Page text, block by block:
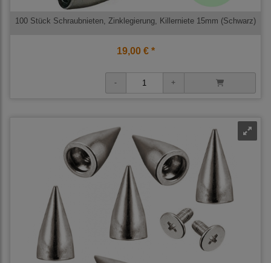
100 Stück Schraubnieten, Zinklegierung, Killerniete 15mm (Schwarz)
19,00 € *